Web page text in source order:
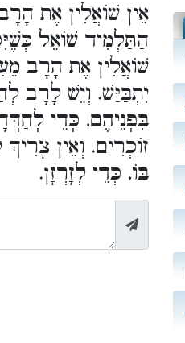
אֵין שׁוֹאֲלִין אֶת
הַתַּלְמִיד שׁוֹאֵל
שׁוֹאֲלִין אֶת הָרָב
יִתְבַּיַּשׁ. וְיֵשׁ לָרָב
בִּפְנֵיהֶם, כְּדֵי
זוֹכְרִים. וְאֵין
בּוֹ, כְּדֵי לְזָרְזָן.